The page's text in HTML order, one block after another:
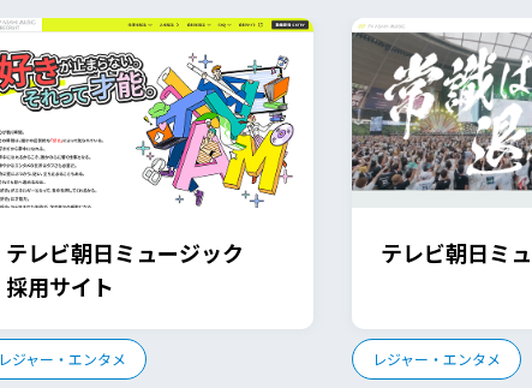
テレビ朝日ミュージック
採用サイト
レジャー・エンタメ
テレビ朝日ミ
レジャー・エンタメ